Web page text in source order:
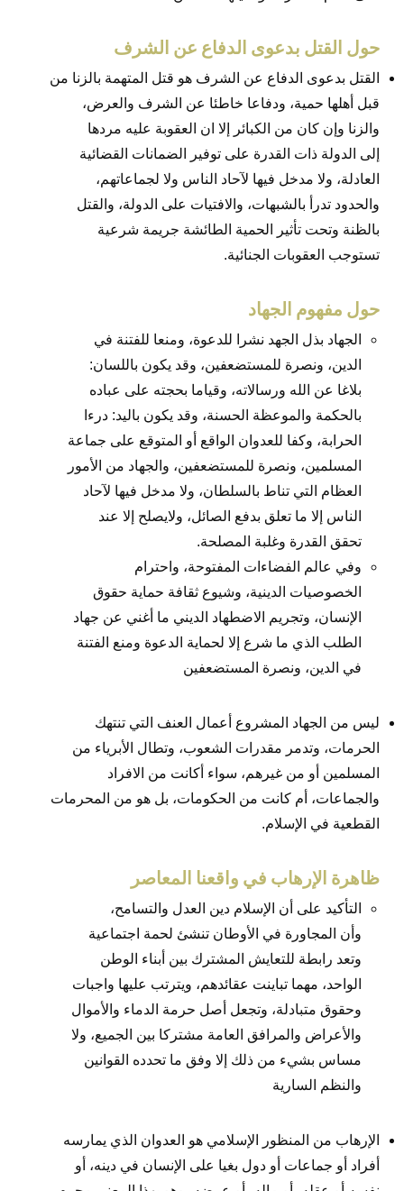
حول القتل بدعوى الدفاع عن الشرف
القتل بدعوى الدفاع عن الشرف هو قتل المتهمة بالزنا من
قبل أهلها حمية، ودفاعا خاطئا عن الشرف والعرض،
والزنا وإن كان من الكبائر إلا ان العقوبة عليه مردها
إلى الدولة ذات القدرة على توفير الضمانات القضائية
العادلة، ولا مدخل فيها لآحاد الناس ولا لجماعاتهم،
والحدود تدرأ بالشبهات، والافتيات على الدولة، والقتل
بالظنة وتحت تأثير الحمية الطائشة جريمة شرعية
تستوجب العقوبات الجنائية.
حول مفهوم الجهاد
الجهاد بذل الجهد نشرا للدعوة، ومنعا للفتنة في
الدين، ونصرة للمستضعفين، وقد يكون باللسان:
بلاغا عن الله ورسالاته، وقياما بحجته على عباده
بالحكمة والموعظة الحسنة، وقد يكون باليد: درءا
الحرابة، وكفا للعدوان الواقع أو المتوقع على جماعة
المسلمين، ونصرة للمستضعفين، والجهاد من الأمور
العظام التي تناط بالسلطان، ولا مدخل فيها لآحاد
الناس إلا ما تعلق بدفع الصائل، ولايصلح إلا عند
تحقق القدرة وغلبة المصلحة.
وفي عالم الفضاءات المفتوحة، واحترام
الخصوصيات الدينية، وشيوع ثقافة حماية حقوق
الإنسان، وتجريم الاضطهاد الديني ما أغني عن جهاد
الطلب الذي ما شرع إلا لحماية الدعوة ومنع الفتنة
في الدين، ونصرة المستضعفين
ليس من الجهاد المشروع أعمال العنف التي تنتهك
الحرمات، وتدمر مقدرات الشعوب، وتطال الأبرياء من
المسلمين أو من غيرهم، سواء أكانت من الافراد
والجماعات، أم كانت من الحكومات، بل هو من المحرمات
القطعية في الإسلام.
ظاهرة الإرهاب في واقعنا المعاصر
التأكيد على أن الإسلام دين العدل والتسامح،
وأن المجاورة في الأوطان تنشئ لحمة اجتماعية
وتعد رابطة للتعايش المشترك بين أبناء الوطن
الواحد، مهما تباينت عقائدهم، ويترتب عليها واجبات
وحقوق متبادلة، وتجعل أصل حرمة الدماء والأموال
والأعراض والمرافق العامة مشتركا بين الجميع، ولا
مساس بشيء من ذلك إلا وفق ما تحدده القوانين
والنظم السارية
الإرهاب من المنظور الإسلامي هو العدوان الذي يمارسه
أفراد أو جماعات أو دول بغيا على الإنسان في دينه، أو